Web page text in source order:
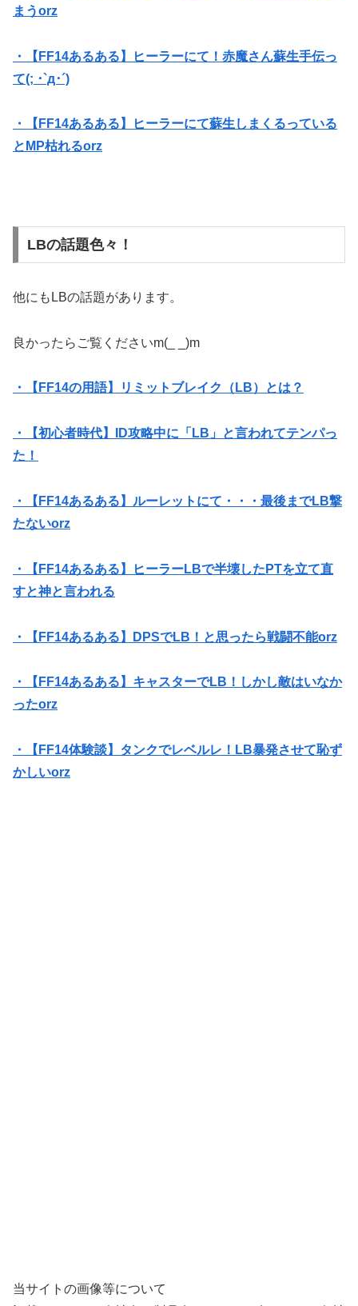
まうorz
・【FF14あるある】ヒーラーにて！赤魔さん蘇生手伝っ
て(; ･`д･´)
・【FF14あるある】ヒーラーにて蘇生しまくるっている
とMP枯れるorz
LBの話題色々！
他にもLBの話題があります。
良かったらご覧くださいm(_ _)m
・【FF14の用語】リミットブレイク（LB）とは？
・【初心者時代】ID攻略中に「LB」と言われてテンパっ
た！
・【FF14あるある】ルーレットにて・・・最後までLB撃
たないorz
・【FF14あるある】ヒーラーLBで半壊したPTを立て直
すと神と言われる
・【FF14あるある】DPSでLB！と思ったら戦闘不能orz
・【FF14あるある】キャスターでLB！しかし敵はいなか
ったorz
・【FF14体験談】タンクでレベルレ！LB暴発させて恥ず
かしいorz
当サイトの画像等について